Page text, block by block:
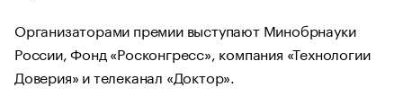
Организаторами премии выступают Минобрнауки
России, Фонд «Росконгресс», компания «Технологии
Доверия» и телеканал «Доктор».